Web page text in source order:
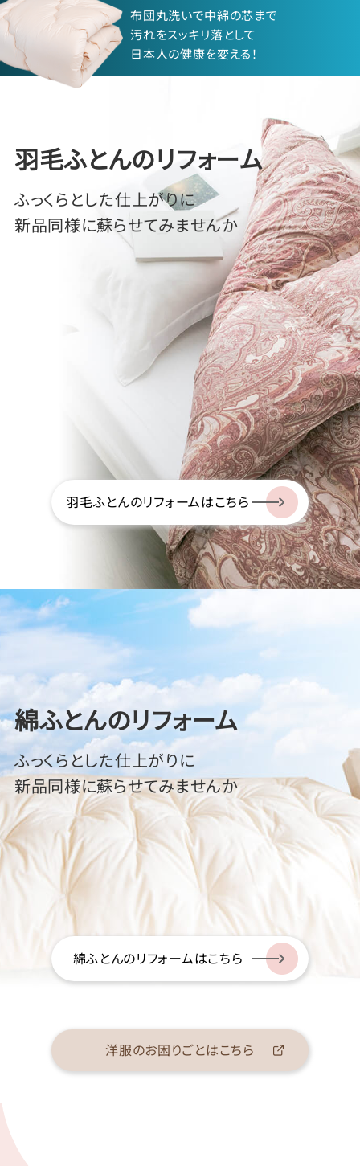
布団丸洗いで中綿の芯まで
汚れをスッキリ落として
日本人の健康を変える！
羽毛ふとんのリフォーム
ふっくらとした仕上がりに
新品同様に蘇らせてみませんか
羽毛ふとんのリフォームはこちら
綿ふとんのリフォーム
ふっくらとした仕上がりに
新品同様に蘇らせてみませんか
綿ふとんのリフォームはこちら
洋服のお困りごとはこちら